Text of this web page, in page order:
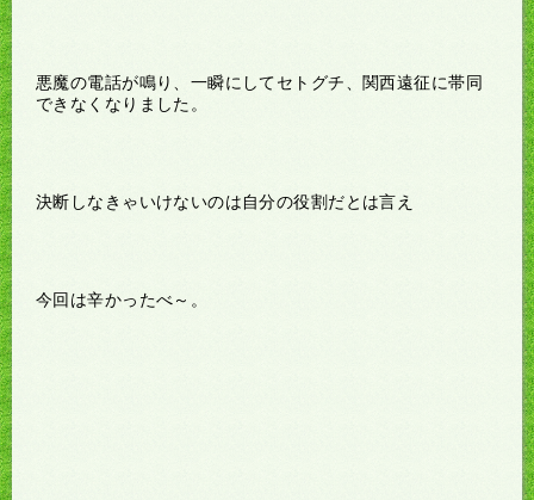
悪魔の電話が鳴り、一瞬にしてセトグチ、関西遠征に帯同
できなくなりました。
決断しなきゃいけないのは自分の役割だとは言え
今回は辛かったべ～。